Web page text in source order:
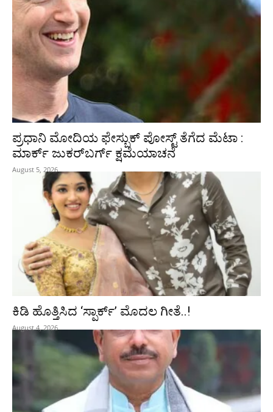
ಪ್ರಧಾನಿ ಮೋದಿಯ ಫೇಸ್ಬುಕ್‌ ಪೋಸ್ಟ್‌ ತೆಗೆದ ಮೆಟಾ :
ಮಾರ್ಕ್ ಜುಕರ್‌ಬರ್ಗ್ ಕ್ಷಮೆಯಾಚನೆ
August 5, 2026
ಕಿಡಿ‌‌ ಹೊತ್ತಿಸಿದ ‘ಸ್ಪಾರ್ಕ್’ ಮೊದಲ‌ ಗೀತೆ..!
August 4, 2026